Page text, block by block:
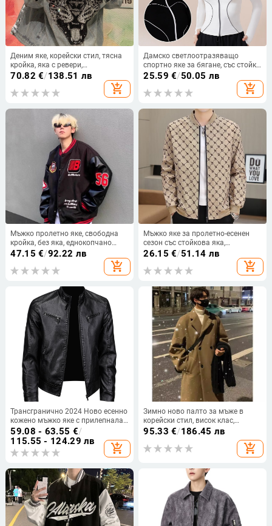
Деним яке, корейски стил, тясна
кройка, яка с ревери,
закопчаване отпред с едно копче
70.82 €/138.51 лв
add_shopping_cart
Дамско светлоотразяващо
спортно яке за бягане, със стойка
яка, дълги ръкави, дизайн с
линии, полиестер-спандекс смес
25.59 €/50.05 лв
add_shopping_cart
Мъжко пролетно яке, свободна
кройка, без яка, еднокопчано
закопчаване, полиестерна
смесена тъкан с контрастна
бродерия
47.15 €/92.22 лв
add_shopping_cart
Мъжко яке за пролетно-есенен
сезон със стойкова яка,
ветроустойчиво, тесен силует,
26.15 €/51.14 лв
add_shopping_cart
Трансгранично 2024 Ново есенно
кожено мъжко яке с прилепнала
кройка, корейско модно красиво
ежедневно яке, трансгранично
кожено яке с яка стойка
59.08 - 63.55 €/
115.55 - 124.29 лв
add_shopping_cart
Зимно ново палто за мъже в
корейски стил, висок клас,
ежедневен, свободен топ, прост,
едноцветен, вълнен яке за всички
възрасти
95.33 €/186.45 лв
add_shopping_cart